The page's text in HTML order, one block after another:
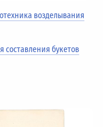
возделывания
составления букетов